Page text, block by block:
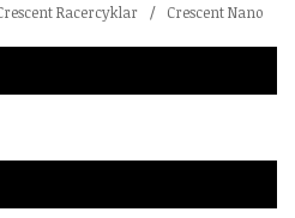
Racercyklar / Crescent Nano